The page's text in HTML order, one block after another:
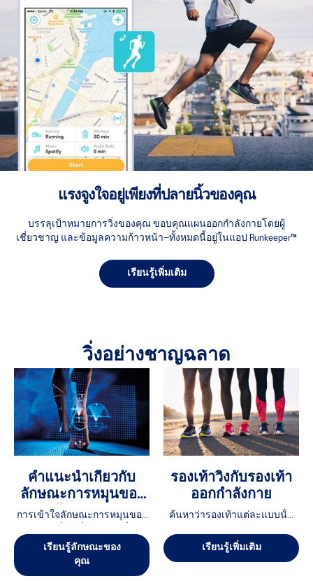
แรงจูงใจอยู่เพียงที่ปลายนิ้วของคุณ
บรรลุเป้าหมายการวิ่งของคุณ ขอบคุณแผนออกกำลังกายโดยผู้
เชี่ยวชาญ และข้อมูลความก้าวหน้า—ทั้งหมดนี้อยู่ในแอป Runkeeper™
เรียนรู้เพิ่มเติม
วิ่งอย่างชาญฉลาด
คำแนะนำเกี่ยวกับ
ลักษณะการหมุนของ
เท้าขณะวิ่ง
การเข้าใจลักษณะการหมุนของ
ของคุณสัมผัสพื้นในขณะที่คุณ
วิ่ง) จะสามารถช่วยให้คุณหารอง
เรียนรู้ลักษณะของ
คุณ
รองเท้าวิ่งกับรองเท้า
ออกกำลังกาย
ค้นหาว่ารองเท้าแต่ละแบบนั้น
มาให้เหมาะกับสมรรถนะของ
เรียนรู้เพิ่มเติม